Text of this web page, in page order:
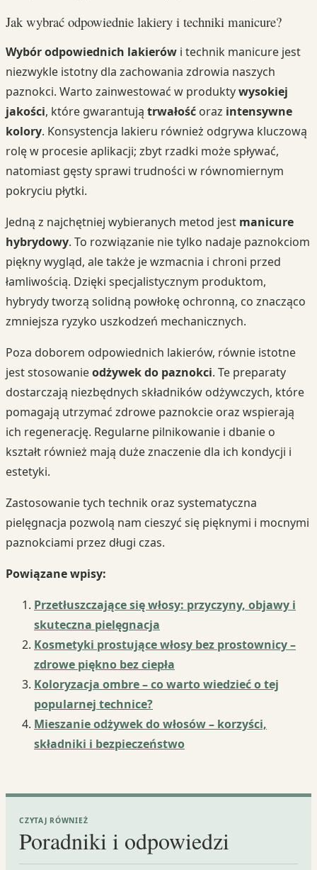
Jak wybrać odpowiednie lakiery i techniki manicure?
Wybór odpowiednich lakierów i technik manicure jest
niezwykle istotny dla zachowania zdrowia naszych
paznokci. Warto zainwestować w produktywysokiej
jakości, które gwarantują trwałość oraz intensywne
kolory. Konsystencja lakieru również odgrywa kluczową
rolę w procesie aplikacji; zbyt rzadki może spływać,
natomiast gęsty sprawi trudności w równomiernym
pokryciu płytki.
Jedną z najchętniej wybieranych metod jest manicure
hybrydowy. To rozwiązanie nie tylko nadaje paznokciom
piękny wygląd, ale także je wzmacnia i chroni przed
łamliwością. Dzięki specjalistycznym produktom,
hybrydy tworzą solidną powłokę ochronną, co znacząco
zmniejsza ryzyko uszkodzeń mechanicznych.
Poza doborem odpowiednich lakierów, równie istotne
jest stosowanieodżywek do paznokci. Te preparaty
dostarczają niezbędnych składników odżywczych, które
pomagają utrzymać zdrowe paznokcie oraz wspierają
ich regenerację. Regularne pilnikowanie i dbanie o
kształt również mają duże znaczenie dla ich kondycji i
estetyki.
Zastosowanie tych technik oraz systematyczna
pielęgnacja pozwolą nam cieszyć się pięknymi i mocnymi
paznokciami przez długi czas.
Powiązane wpisy:
Przetłuszczające się włosy: przyczyny, objawy i
skuteczna pielęgnacja
Kosmetyki prostujące włosy bez prostownicy –
zdrowe piękno bez ciepła
Koloryzacja ombre – co warto wiedzieć o tej
popularnej technice?
Mieszanie odżywek do włosów – korzyści,
składniki i bezpieczeństwo
CZYTAJ RÓWNIEŻ
Poradniki i odpowiedzi